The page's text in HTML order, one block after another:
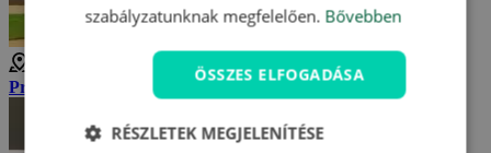
Prelát, Rudolf és Ferdinánd források
szabályzatunknak megfelelően. Bővebben
ÖSSZES ELFOGADÁSA
RÉSZLETEK MEGJELENÍTÉSE